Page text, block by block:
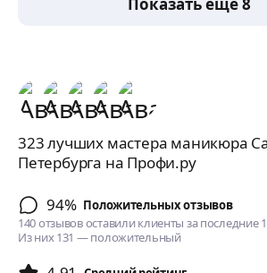
323 лучших мастера маникюра
Петербурга на Профи.ру
94% Положительных отзывов
140 отзывов оставили клиенты за последние
Из них 131 — положительный